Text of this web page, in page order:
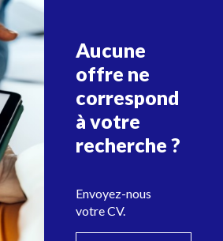
Aucune
offre ne
correspond
à votre
recherche ?
Envoyez-nous
votre CV.